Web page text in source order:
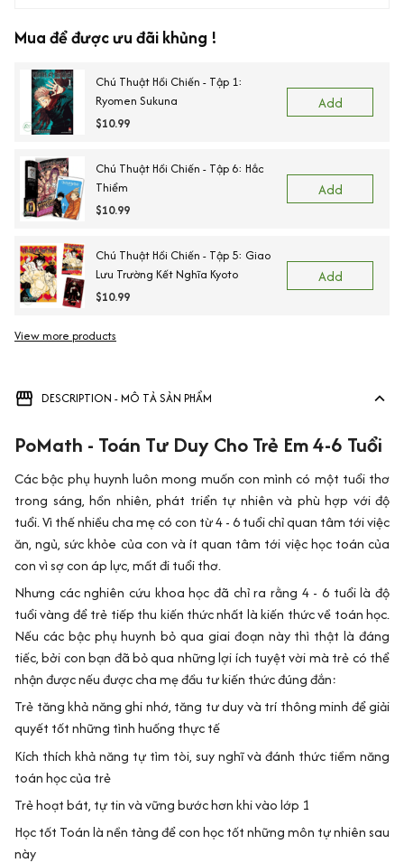
Mua để được ưu đãi khủng !
Chú Thuật Hồi Chiến - Tập 1:
Ryomen Sukuna
$10.99
Add
Chú Thuật Hồi Chiến - Tập 6: Hắc
Thiểm
$10.99
Add
Chú Thuật Hồi Chiến - Tập 5: Giao
Lưu Trường Kết Nghĩa Kyoto
$10.99
Add
View more products
DESCRIPTION - MÔ TẢ SẢN PHẨM
PoMath - Toán Tư Duy Cho Trẻ Em 4-6 Tuổi
Các bậc phụ huynh luôn mong muốn con mình có một tuổi thơ
trong sáng, hồn nhiên, phát triển tự nhiên và phù hợp với độ
tuổi. Vì thế nhiều cha mẹ có con từ 4 - 6 tuổi chỉ quan tâm tới việc
ăn, ngủ, sức khỏe của con và ít quan tâm tới việc học toán của
con vì sợ con áp lực, mất đi tuổi thơ.
Nhưng các nghiên cứu khoa học đã chỉ ra rằng 4 - 6 tuổi là độ
tuổi vàng để trẻ tiếp thu kiến thức nhất là kiến thức về toán học.
Nếu các bậc phụ huynh bỏ qua giai đoạn này thì thật là đáng
tiếc, bởi con bạn đã bỏ qua những lợi ích tuyệt vời mà trẻ có thể
nhận được nếu được cha mẹ đầu tư kiến thức đúng đắn:
Trẻ tăng khả năng ghi nhớ, tăng tư duy và trí thông minh để giải
quyết tốt những tình huống thực tế
Kích thích khả năng tự tìm tòi, suy nghĩ và đánh thức tiềm năng
toán học của trẻ
Trẻ hoạt bát, tự tin và vững bước hơn khi vào lớp 1
Học tốt Toán là nền tảng để con học tốt những môn tự nhiên sau
này